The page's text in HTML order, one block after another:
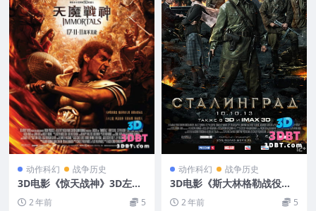
动作科幻 战争历史
3D电影《惊天战神》3D左右
格式 高清网盘 下载 VR3D分
2 年前 5
动作科幻 战争历史
3D电影《斯大林格勒战役》
下载 左右格式 3D版 高清蓝
2 年前 5